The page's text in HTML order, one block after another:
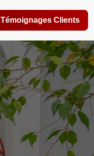
Témoignages Clients